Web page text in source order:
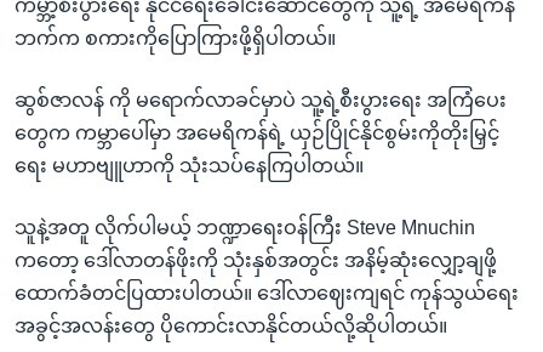
ရန်ကမ္ဘာ့စီးပွားရေး နိုင်ငံရေးခေါင်းဆောင်တွေကို သူ့ရဲ့ အမေရိကန်
ဘက်က စကားကိုပြောကြားဖို့ရှိပါတယ်။
ဆွစ်ဇာလန် ကို မရောက်လာခင်မှာပဲ သူ့ရဲ့စီးပွားရေး အကြံပေး
တွေက ကမ္ဘာပေါ်မှာ အမေရိကန်ရဲ့ ယှဉ်ပြိုင်နိုင်စွမ်းကိုတိုးမြှင့်
ရေး မဟာဗျူဟာကို သုံးသပ်နေကြပါတယ်။
သူနဲ့အတူ လိုက်ပါမယ့် ဘဏ္ဍာရေးဝန်ကြီး Steve Mnuchin
ကတော့ ဒေါ်လာတန်ဖိုးကို သုံးနှစ်အတွင်း အနိမ့်ဆုံးလျှော့ချဖို့
ထောက်ခံတင်ပြထားပါတယ်။ ဒေါ်လာဈေးကျရင် ကုန်သွယ်ရေး
အခွင့်အလန်းတွေ ပိုကောင်းလာနိုင်တယ်လို့ဆိုပါတယ်။